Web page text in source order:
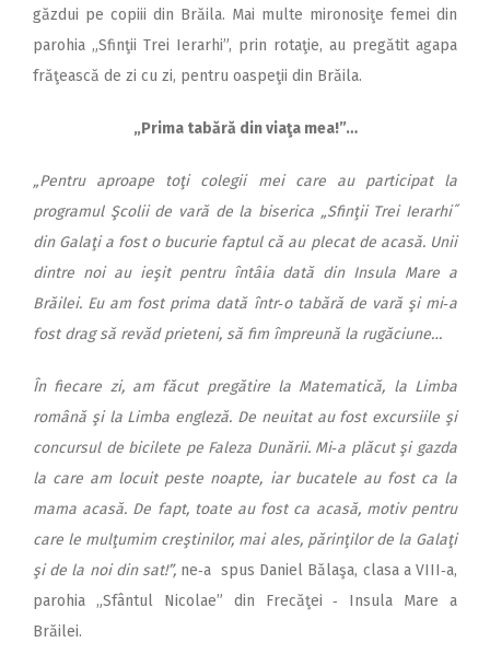
găzdui pe copiii din Brăila. Mai multe mironosiţe femei din
parohia „Sfinţii Trei Ierarhi”, prin rotaţie, au pregătit agapa
frăţească de zi cu zi, pentru oaspeţii din Brăila.
„Prima tabără din viaţa mea!”…
„Pentru aproape toţi colegii mei care au participat la
programul Şcolii de vară de la biserica „Sfinţii Trei Ierarhi˝
din Galaţi a fost o bucurie faptul că au plecat de acasă. Unii
dintre noi au ieşit pentru întâia dată din Insula Mare a
Brăilei. Eu am fost prima dată într‑o tabără de vară şi mi‑a
fost drag să revăd prieteni, să fim împreună la rugăciune…
În fiecare zi, am făcut pregătire la Matematică, la Limba
română şi la Limba engleză. De neuitat au fost excursiile şi
concursul de bicilete pe Faleza Dunării. Mi‑a plăcut şi gazda
la care am locuit peste noapte, iar bucatele au fost ca la
mama acasă. De fapt, toate au fost ca acasă, motiv pentru
care le mulţumim creştinilor, mai ales, părinţilor de la Galaţi
şi de la noi din sat!”, ne‑a spus Da­niel Bălaşa, clasa a VIII‑a,
parohia „Sfântul Nicolae” din Fre­căţei ‑ Insula Mare a
Brăilei.